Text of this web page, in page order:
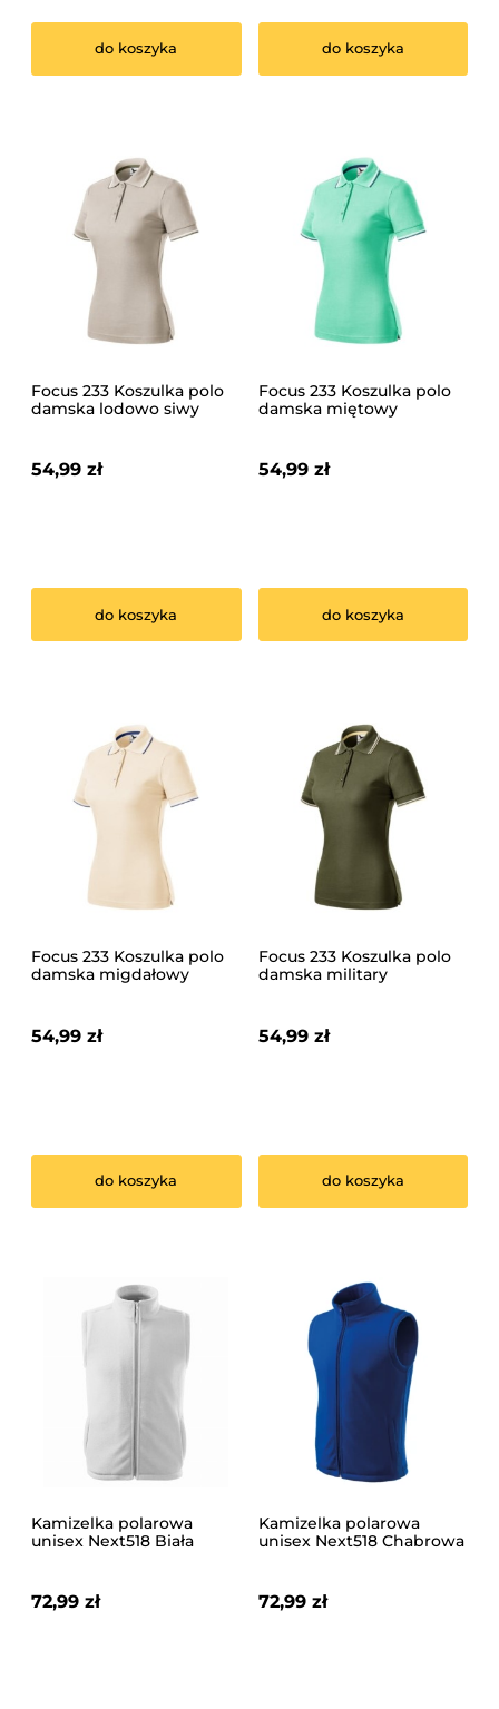
do koszyka do koszyka
Focus 233 Koszulka polo
damska lodowo siwy
54,99 zł
do koszyka
Focus 233 Koszulka polo
damska miętowy
54,99 zł
do koszyka
Focus 233 Koszulka polo
damska migdałowy
54,99 zł
do koszyka
Focus 233 Koszulka polo
damska military
54,99 zł
do koszyka
Kamizelka polarowa
unisex Next518 Biała
72,99 zł
Kamizelka polarowa
unisex Next518 Chabrowa
72,99 zł